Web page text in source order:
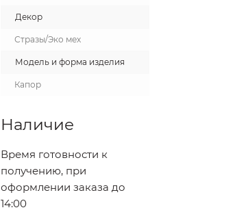
Декор
Стразы/Эко мех
Модель и форма изделия
Капор
Наличие
Время готовности к
получению, при
оформлении заказа до
14:00